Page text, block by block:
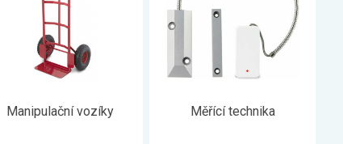
Manipulační vozíky Měřící technika